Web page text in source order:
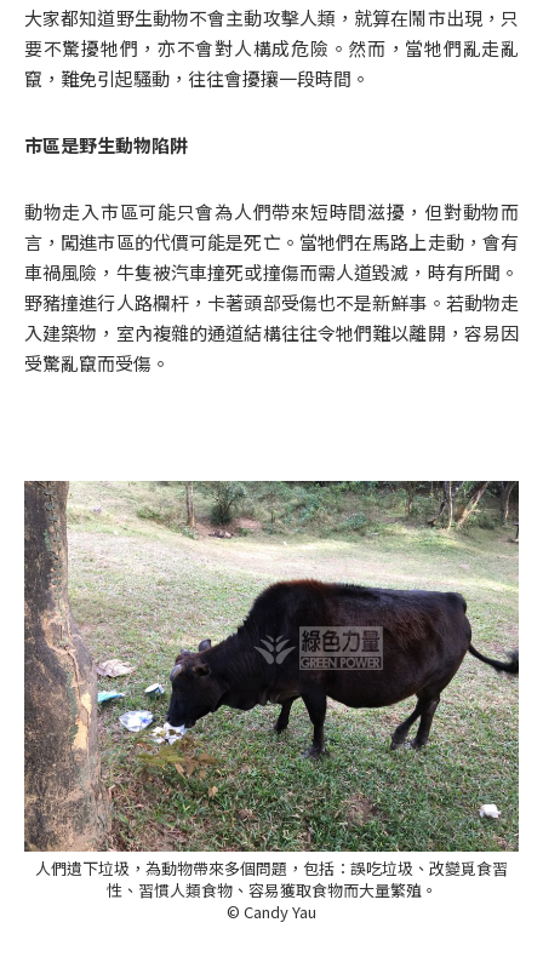
大家都知道野生動物不會主動攻擊人類，就算在鬧市出現，只
要不驚擾牠們，亦不會對人構成危險。然而，當牠們亂走亂
竄，難免引起騷動，往往會擾攘一段時間。
市區是野生動物陷阱
動物走入市區可能只會為人們帶來短時間滋擾，但對動物而
言，闖進市區的代價可能是死亡。當牠們在馬路上走動，會有
車禍風險，牛隻被汽車撞死或撞傷而需人道毀滅，時有所聞。
野豬撞進行人路欄杆，卡著頭部受傷也不是新鮮事。若動物走
入建築物，室內複雜的通道結構往往令牠們難以離開，容易因
受驚亂竄而受傷。
人們遺下垃圾，為動物帶來多個問題，包括：誤吃垃圾、改變覓食習
性、習慣人類食物、容易獲取食物而大量繁殖。
© Candy Yau